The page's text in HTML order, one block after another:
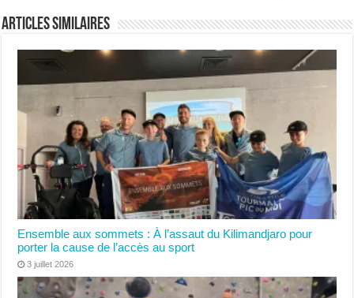
Articles similaires
Ensemble aux sommets : À l’assaut du Kilimandjaro pour
porter la cause de l’accès au sport
3 juillet 2026